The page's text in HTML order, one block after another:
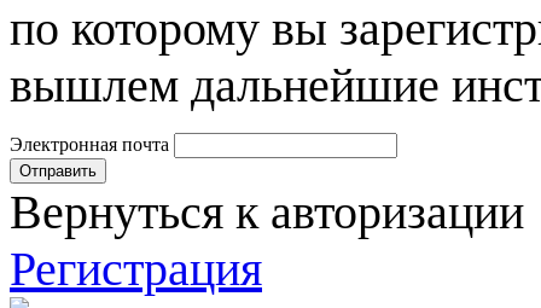
по которому вы
вышлем дальнейшие
Электронная почта
Вернуться к авторизации
Регистрация